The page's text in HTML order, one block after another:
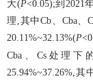
大(P<0.05);到2021
理,其中Cb、Cba、
20.11%~32.13%(P
Cba、Cs处理
25.94%~37.26%,